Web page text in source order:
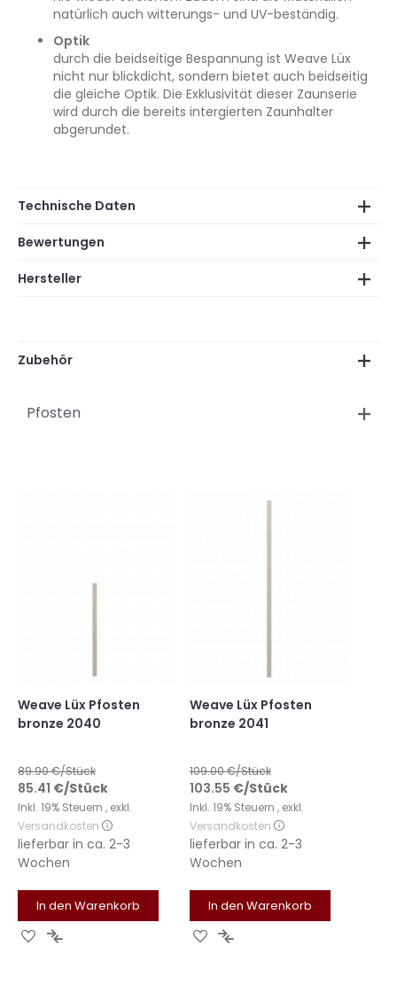
natürlich auch witterungs- und UV-beständig.
Optik
durch die beidseitige Bespannung ist Weave Lüx
nicht nur blickdicht, sondern bietet auch beidseitig
die gleiche Optik. Die Exklusivität dieser Zaunserie
wird durch die bereits intergierten Zaunhalter
abgerundet.
Technische Daten
Bewertungen
Hersteller
Zubehör
Pfosten
Weave Lüx Pfosten
bronze 2040
89.90€/Stück
85.41 €/Stück
Inkl. 19% Steuern , exkl.
Versandkosten
lieferbar in ca. 2-3
Wochen
In den Warenkorb
Zur Zur
Weave Lüx Pfosten
bronze 2041
109.00€/Stück
103.55 €/Stück
Inkl. 19% Steuern , exkl.
Versandkosten
lieferbar in ca. 2-3
Wochen
In den Warenkorb
Zur Zur